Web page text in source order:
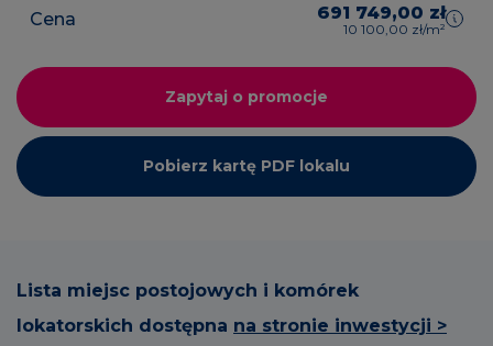
Cena 691 749,00 zł
10 100,00 zł/m²
Zapytaj o promocje
Pobierz kartę PDF lokalu
Lista miejsc postojowych i komórek
lokatorskich dostępna na stronie inwestycji >